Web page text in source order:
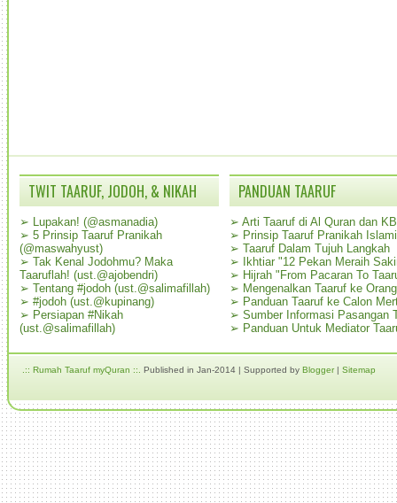
TWIT TAARUF, JODOH, & NIKAH
➢ Lupakan! (@asmanadia)
➢ 5 Prinsip Taaruf Pranikah
(@maswahyust)
➢ Tak Kenal Jodohmu? Maka
Taaruflah! (ust.@ajobendri)
➢ Tentang #jodoh (ust.@salimafillah)
➢ #jodoh (ust.@kupinang)
➢ Persiapan #Nikah
(ust.@salimafillah)
PANDUAN TAARUF
➢ Arti Taaruf di Al Quran dan
➢ Prinsip Taaruf Pranikah Islami
➢ Taaruf Dalam Tujuh Langkah
➢
Ikhtiar "12 Pekan Meraih
➢ Hijrah "From Pacaran To
➢ Mengenalkan Taaruf ke
➢ Panduan Taaruf ke Calon
➢ Sumber Informasi Pasangan
➢ Panduan Untuk Mediator
.:: Rumah Taaruf myQuran ::. Published in Jan-2014 | Supported by Blogger| Sitemap